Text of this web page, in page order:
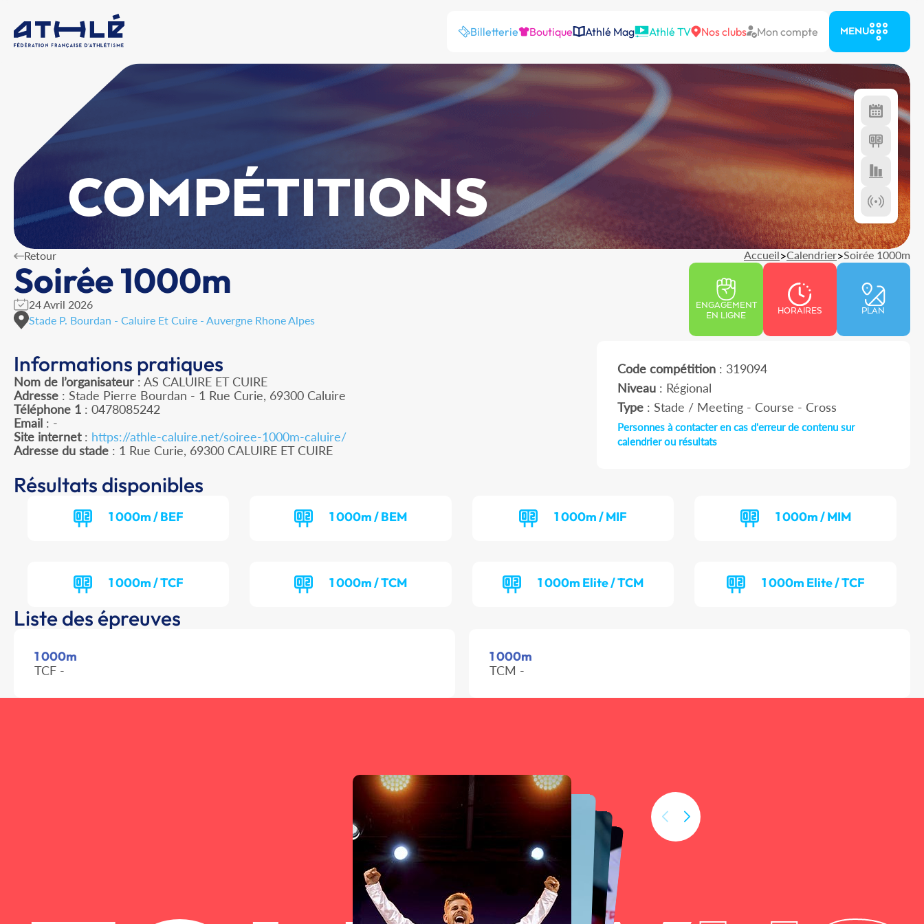
Billetterie Boutique Athlé Mag Athlé TV Nos clubs Mon compte MENU
COMPÉTITIONS
Retour Accueil>Calendrier>Soirée 1000m
Soirée 1000m
24 Avril 2026
Stade P. Bourdan - Caluire Et Cuire - Auvergne Rhone Alpes
ENGAGEMENT
EN LIGNE
HORAIRES PLAN
Informations pratiques
Nom de l’organisateur : AS CALUIRE ET CUIRE
Adresse : Stade Pierre Bourdan - 1 Rue Curie, 69300 Caluire
Téléphone 1 : 0478085242
Email : -
Site internet: https://athle-caluire.net/soiree-1000m-caluire/
Adresse du stade : 1 Rue Curie, 69300 CALUIRE ET CUIRE
Code compétition: 319094
Niveau: Régional
Type: Stade / Meeting - Course - Cross
Personnes à contacter en cas d'erreur de contenu sur
calendrier ou résultats
Résultats disponibles
1 000m / BEF 1 000m / BEM 1 000m / MIF 1 000m / MIM
1 000m / TCF 1 000m / TCM 1 000m Elite / TCM 1 000m Elite / TCF
Liste des épreuves
1 000m
TCF -
1 000m
TCM -